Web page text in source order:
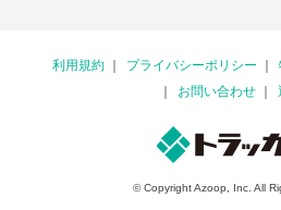
利用規約 プライバシーポリシー
お問い合わせ
© Copyright Azoop, Inc. All